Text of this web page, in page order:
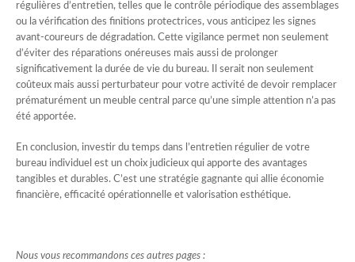
régulières d’entretien, telles que le contrôle périodique des assemblages
ou la vérification des finitions protectrices, vous anticipez les signes
avant-coureurs de dégradation. Cette vigilance permet non seulement
d’éviter des réparations onéreuses mais aussi de prolonger
significativement la durée de vie du bureau. Il serait non seulement
coûteux mais aussi perturbateur pour votre activité de devoir remplacer
prématurément un meuble central parce qu’une simple attention n’a pas
été apportée.
En conclusion, investir du temps dans l’entretien régulier de votre
bureau individuel est un choix judicieux qui apporte des avantages
tangibles et durables. C’est une stratégie gagnante qui allie économie
financière, efficacité opérationnelle et valorisation esthétique.
Nous vous recommandons ces autres pages :